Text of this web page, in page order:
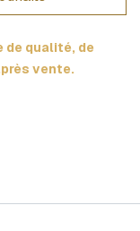
de qualité, de
vente.